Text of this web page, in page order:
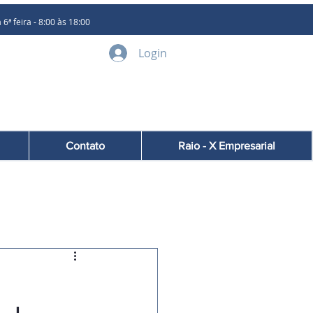
feira - 8:00 às 18:00
Login
Contato Raio - X Empresarial